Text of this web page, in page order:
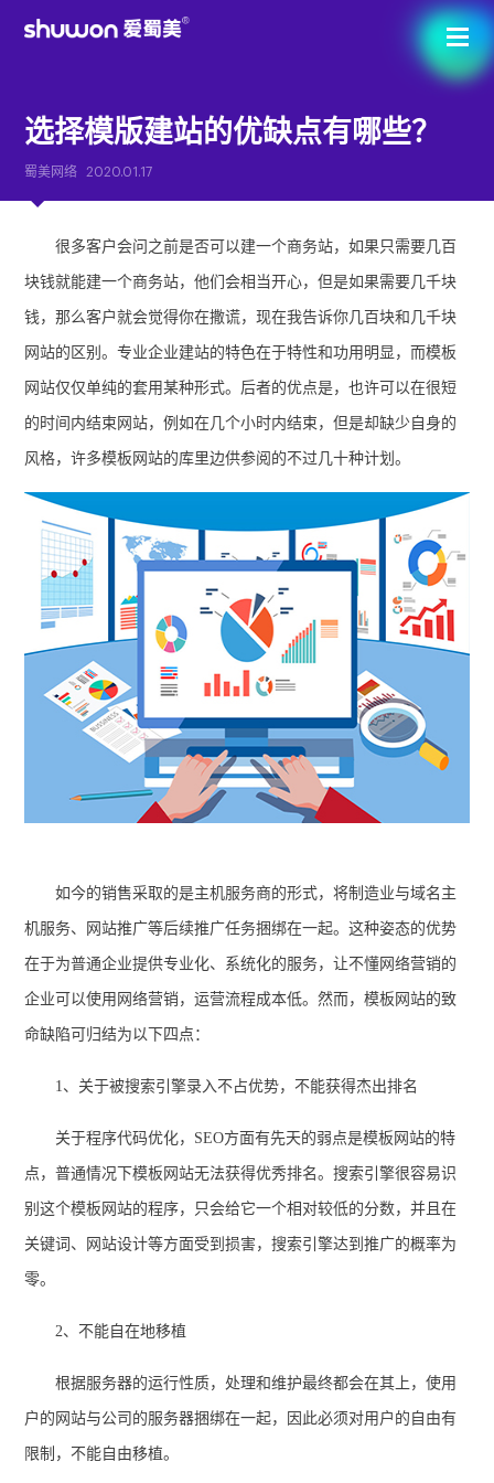
选择模版建站的优缺点有哪些？
蜀美网络 2020.01.17
很多客户会问之前是否可以建一个商务站，如果只需要几百
块钱就能建一个商务站，他们会相当开心，但是如果需要几千块
钱，那么客户就会觉得你在撒谎，现在我告诉你几百块和几千块
网站的区别。专业企业建站的特色在于特性和功用明显，而模板
网站仅仅单纯的套用某种形式。后者的优点是，也许可以在很短
的时间内结束网站，例如在几个小时内结束，但是却缺少自身的
风格，许多模板网站的库里边供参阅的不过几十种计划。
如今的销售采取的是主机服务商的形式，将制造业与域名主
机服务、网站推广等后续推广任务捆绑在一起。这种姿态的优势
在于为普通企业提供专业化、系统化的服务，让不懂网络营销的
企业可以使用网络营销，运营流程成本低。然而，模板网站的致
命缺陷可归结为以下四点：
1、关于被搜索引擎录入不占优势，不能获得杰出排名
关于程序代码优化，SEO方面有先天的弱点是模板网站的特
点，普通情况下模板网站无法获得优秀排名。搜索引擎很容易识
别这个模板网站的程序，只会给它一个相对较低的分数，并且在
关键词、网站设计等方面受到损害，搜索引擎达到推广的概率为
零。
2、不能自在地移植
根据服务器的运行性质，处理和维护最终都会在其上，使用
户的网站与公司的服务器捆绑在一起，因此必须对用户的自由有
限制，不能自由移植。